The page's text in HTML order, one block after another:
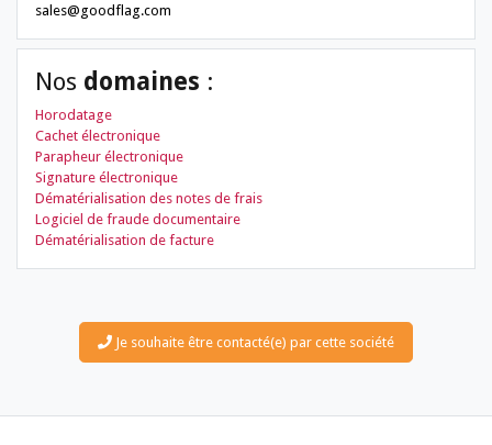
LES GUIDES PRATIQUES
LES BASES DE DONNÉES
L'AGENDA
LES LIVRES BLANCS
LES SUPPLÉMENTS
NOS OFFRES D'ABONNEMENTS
sales@goodflag.com
Nos domaines :
Horodatage
Cachet électronique
Parapheur électronique
Signature électronique
Dématérialisation des notes de frais
Logiciel de fraude documentaire
Dématérialisation de facture
Je souhaite être contacté(e) par cette société